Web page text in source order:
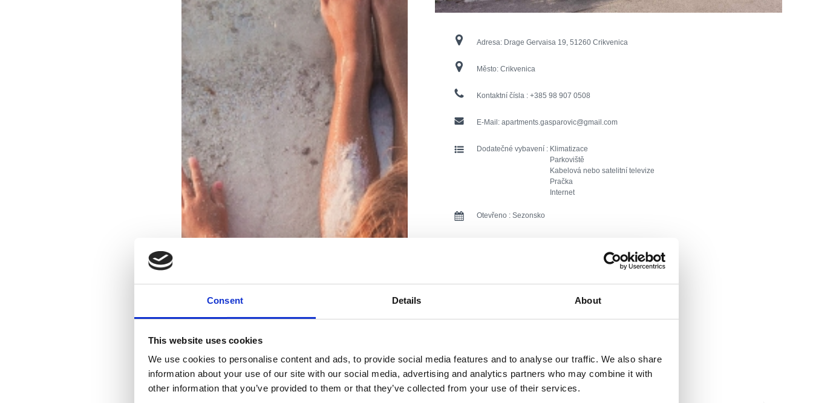
Consent Details About
This website uses cookies
We use cookies to personalise content and ads, to provide social media features and to analyse our traffic. We also share
information about your use of our site with our social media, advertising and analytics partners who may combine it with
other information that you’ve provided to them or that they’ve collected from your use of their services.
Adresa: Drage Gervaisa 19, 51260 Crikvenica
Město: Crikvenica
Kontaktní čísla : +385 98 907 0508
E-Mail: apartments.gasparovic@gmail.com
Dodatečné vybavení : Klimatizace
Parkoviště
Kabelová nebo satelitní televize
Pračka
Internet
Otevřeno : Sezonsko
Vzdálenost od spportovního vybavení:150
Vzdálenost od centra zábavy :150